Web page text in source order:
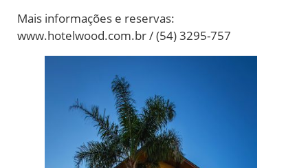
Mais informações e reservas:
www.hotelwood.com.br / (54) 3295-757